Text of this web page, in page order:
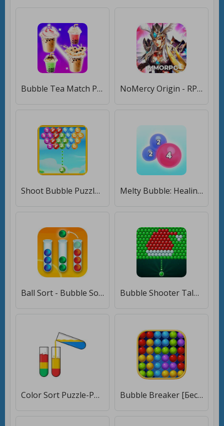
Bubble Tea Match Puzzle [Мод меню] NoMercy Origin - RPG Game [Мод меню]
Shoot Bubble Puzzle [Мод меню] Melty Bubble: Healing Puzzle [Мод меню]
Ball Sort - Bubble Sort Puzzle [Мод меню] Bubble Shooter Tale: Ball Game [Много монет]
Color Sort Puzzle-Puzzle Game [Много монет] Bubble Breaker [Бесплатные покупки]